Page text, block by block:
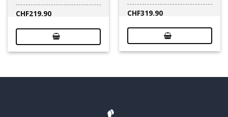
CHF219.90
CHF319.90